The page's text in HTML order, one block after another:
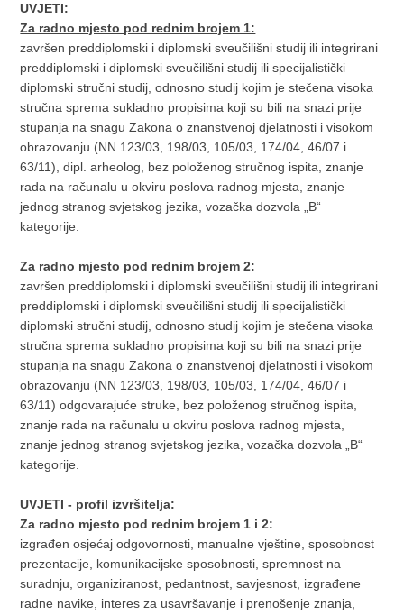
UVJETI:
Za radno mjesto pod rednim brojem 1:
završen preddiplomski i diplomski sveučilišni studij ili integrirani
preddiplomski i diplomski sveučilišni studij ili specijalistički
diplomski stručni studij, odnosno studij kojim je stečena visoka
stručna sprema sukladno propisima koji su bili na snazi prije
stupanja na snagu Zakona o znanstvenoj djelatnosti i visokom
obrazovanju (NN 123/03, 198/03, 105/03, 174/04, 46/07 i
63/11), dipl. arheolog, bez položenog stručnog ispita, znanje
rada na računalu u okviru poslova radnog mjesta, znanje
jednog stranog svjetskog jezika, vozačka dozvola „B“
kategorije.
Za radno mjesto pod rednim brojem 2:
završen preddiplomski i diplomski sveučilišni studij ili integrirani
preddiplomski i diplomski sveučilišni studij ili specijalistički
diplomski stručni studij, odnosno studij kojim je stečena visoka
stručna sprema sukladno propisima koji su bili na snazi prije
stupanja na snagu Zakona o znanstvenoj djelatnosti i visokom
obrazovanju (NN 123/03, 198/03, 105/03, 174/04, 46/07 i
63/11) odgovarajuće struke, bez položenog stručnog ispita,
znanje rada na računalu u okviru poslova radnog mjesta,
znanje jednog stranog svjetskog jezika, vozačka dozvola „B“
kategorije.
UVJETI - profil izvršitelja:
Za radno mjesto pod rednim brojem 1 i 2:
izgrađen osjećaj odgovornosti, manualne vještine, sposobnost
prezentacije, komunikacijske sposobnosti, spremnost na
suradnju, organiziranost, pedantnost, savjesnost, izgrađene
radne navike, interes za usavršavanje i prenošenje znanja,